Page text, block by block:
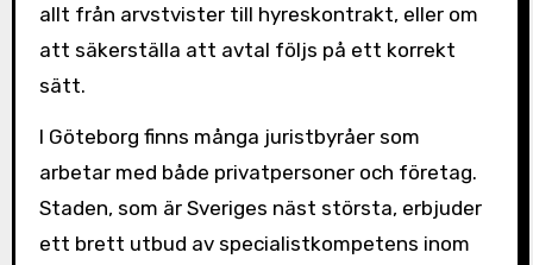
allt från arvstvister till hyreskontrakt, eller om
att säkerställa att avtal följs på ett korrekt
sätt.
I Göteborg finns många juristbyråer som
arbetar med både privatpersoner och företag.
Staden, som är Sveriges näst största, erbjuder
ett brett utbud av specialistkompetens inom